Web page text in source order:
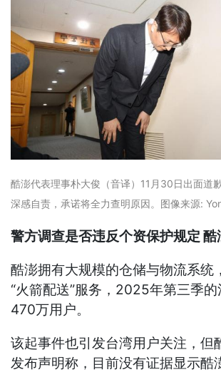
酷澎代表理事朴大俊（音译）11月30日出面道
深感自责，承诺将全力查明原因。 图像来源:
警方调查是否违反个资保护规定
酷澎拥有大规模的仓储与物流系统
“火箭配送”服务，2025年第三季
470万用户。
该起事件也引发台湾用户关注，但
发布声明称，目前没有证据显示酷